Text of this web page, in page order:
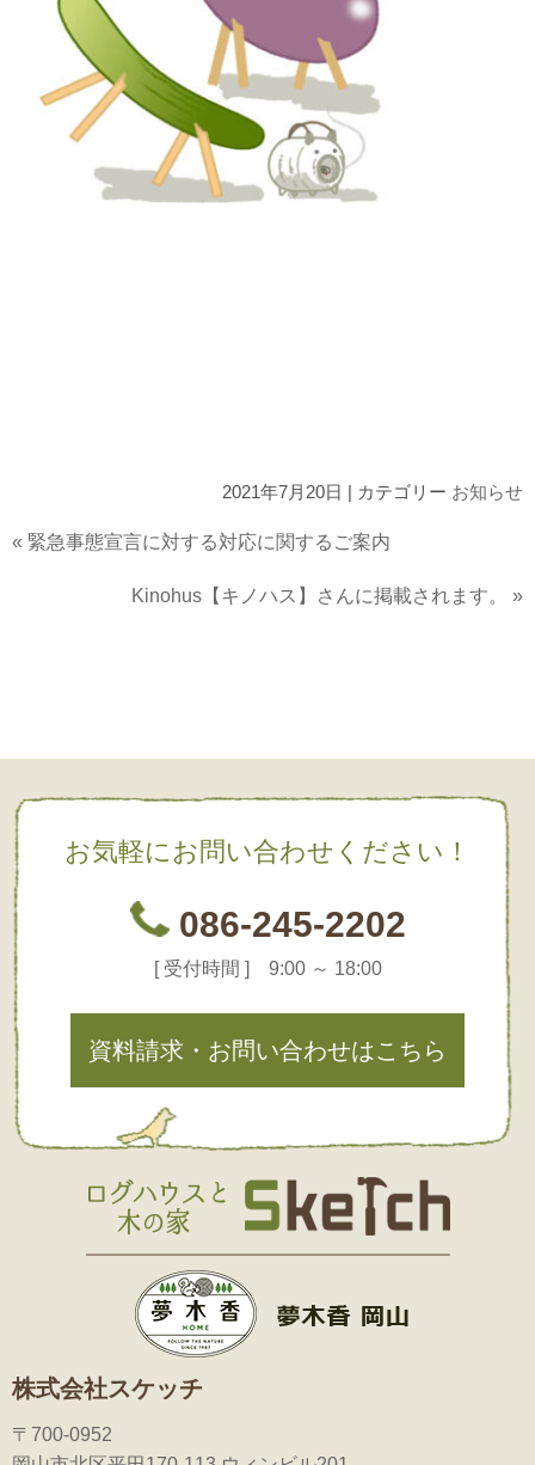
2021年7月20日 | カテゴリー お知らせ
« 緊急事態宣言に対する対応に関するご案内
Kinohus【キノハス】さんに掲載されます。 »
お気軽にお問い合わせください！
086-245-2202
[ 受付時間 ] 9:00 ～ 18:00
資料請求・お問い合わせはこちら
株式会社スケッチ
〒700-0952